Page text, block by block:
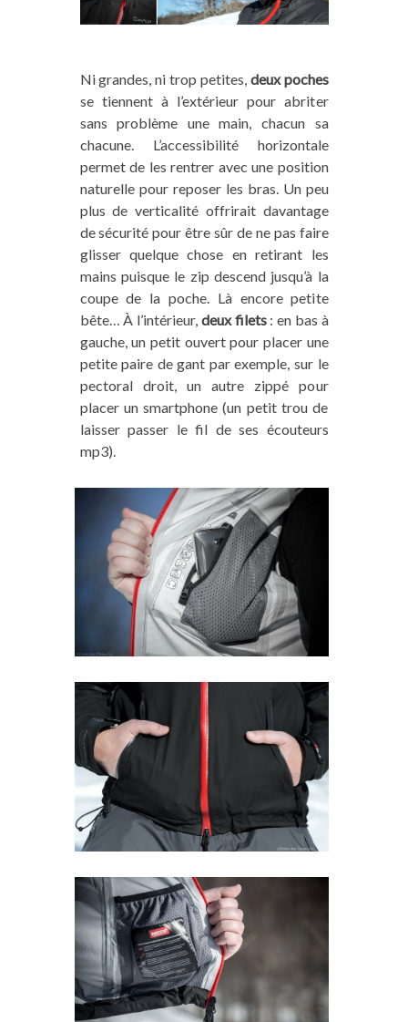
Ni grandes, ni trop petites, deux poches
se tiennent à l’extérieur pour abriter
sans problème une main, chacun sa
chacune. L’accessibilité horizontale
permet de les rentrer avec une position
naturelle pour reposer les bras. Un peu
plus de verticalité offrirait davantage
de sécurité pour être sûr de ne pas faire
glisser quelque chose en retirant les
mains puisque le zip descend jusqu’à la
coupe de la poche. Là encore petite
bête… À l’intérieur, deux filets: en bas à
gauche, un petit ouvert pour placer une
petite paire de gant par exemple, sur le
pectoral droit, un autre zippé pour
placer un smartphone (un petit trou de
laisser passer le fil de ses écouteurs
mp3).